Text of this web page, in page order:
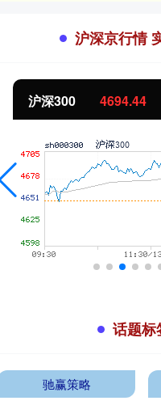
沪深京行情
北证50 1134.24
话题标
驰赢策略